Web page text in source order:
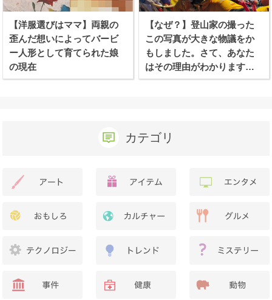
【洋服選びはママ】両親の
歪んだ想いによってバービ
ー人形として育てられた娘
の現在
【なぜ？】登山家の撮った
この写真が大きな物議をか
もしました。さて、あなた
はその理由がわかります
か？
カテゴリ